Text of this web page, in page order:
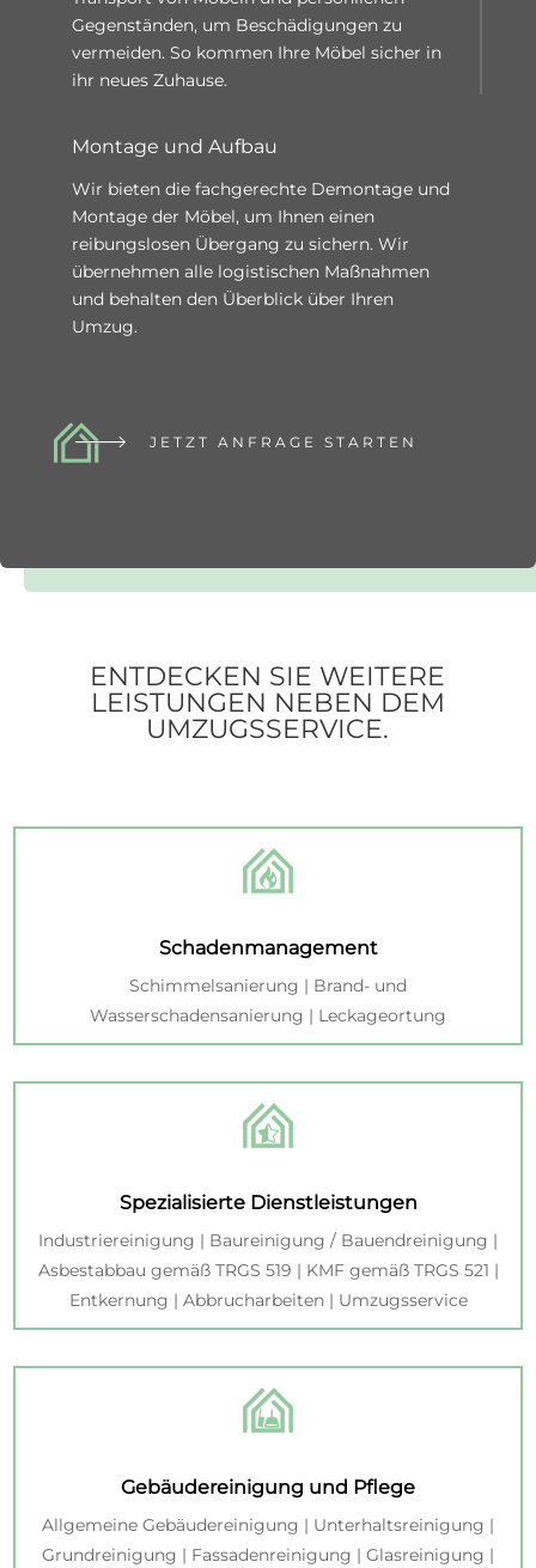
Gegenständen, um Beschädigungen zu
vermeiden. So kommen Ihre Möbel sicher in
ihr neues Zuhause.
Montage und Aufbau
Wir bieten die fachgerechte Demontage und
Montage der Möbel, um Ihnen einen
reibungslosen Übergang zu sichern. Wir
übernehmen alle logistischen Maßnahmen
und behalten den Überblick über Ihren
Umzug.
JETZT ANFRAGE STARTEN
ENTDECKEN SIE WEITERE
LEISTUNGEN NEBEN DEM
UMZUGSSERVICE.
Schadenmanagement
Schimmelsanierung | Brand- und
Wasserschadensanierung | Leckageortung
Spezialisierte Dienstleistungen
Industriereinigung | Baureinigung / Bauendreinigung |
Asbestabbau gemäß TRGS 519 | KMF gemäß TRGS 521 |
Entkernung | Abbrucharbeiten | Umzugsservice
Gebäudereinigung und Pflege
Allgemeine Gebäudereinigung | Unterhaltsreinigung |
Grundreinigung | Fassadenreinigung | Glasreinigung |